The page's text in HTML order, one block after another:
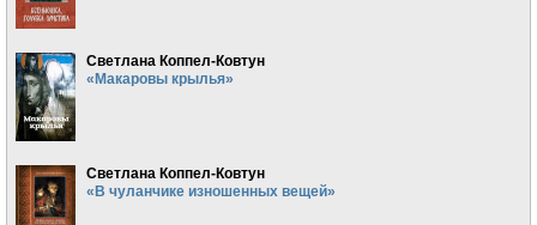
Светлана Коппел-Ковтун
«Макаровы крылья»
Светлана Коппел-Ковтун
«В чуланчике изношенных вещей»